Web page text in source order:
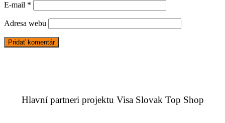
E-mail *
Adresa webu
Hlavní partneri projektu Visa Slovak Top Shop